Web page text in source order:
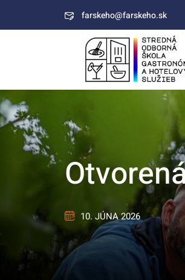
farskeho@farskeho.sk
10. JÚNA 2026